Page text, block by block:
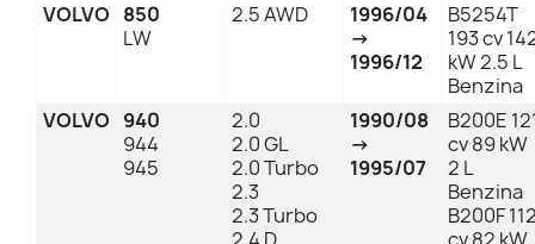
VOLVO 850
LW
2.5 AWD
1996/04
→
1996/12
B5254T
193 cv
kW 2.5 L
Benzina
VOLVO 940
944
945
2.0
2.0 GL
2.0 Turbo
2.3
2.3 Turbo
1990/08
→
1995/07
B200E
cv 89 kW
2 L
Benzina
B200F